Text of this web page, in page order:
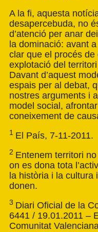
A la fi, aquesta
desapercebuda, no
d’atenció per anar
la dominació: avant
clar que el procés
explotació del
Davant d’aquest
espais per al debat,
nostres arguments i
model social,
coneixement de
1 El País, 7-11-2011.
2 Entenem territori
on es dona tota
la història i la
donen.
3 Diari Oficial de la
6441 / 19.01.2011 –
Comunitat